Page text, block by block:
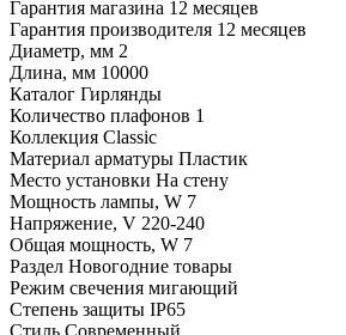
Гарантия магазина 12 месяцев
Гарантия производителя 12 месяцев
Диаметр, мм 2
Длина, мм 10000
Каталог Гирлянды
Количество плафонов 1
Коллекция Classic
Материал арматуры Пластик
Место установки На стену
Мощность лампы, W 7
Напряжение, V 220-240
Общая мощность, W 7
Раздел Новогодние товары
Режим свечения мигающий
Степень защиты IP65
Стиль Современный